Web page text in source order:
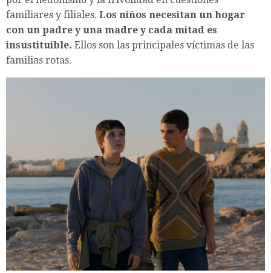
familiares y filiales. Los niños necesitan un hogar
con un padre y una madre y cada mitad es
insustituible. Ellos son las principales víctimas de las
familias rotas.